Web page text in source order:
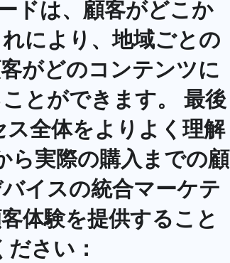
ドは、顧客がどこか
により、地域ごとの
がどのコンテンツに
とができます。 最後
全体をよりよく理解
ら実際の購入までの顧
イスの統合マーケテ
体験を提供すること
さい：